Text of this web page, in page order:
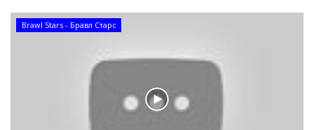
Brawl Stars - Бравл Старс